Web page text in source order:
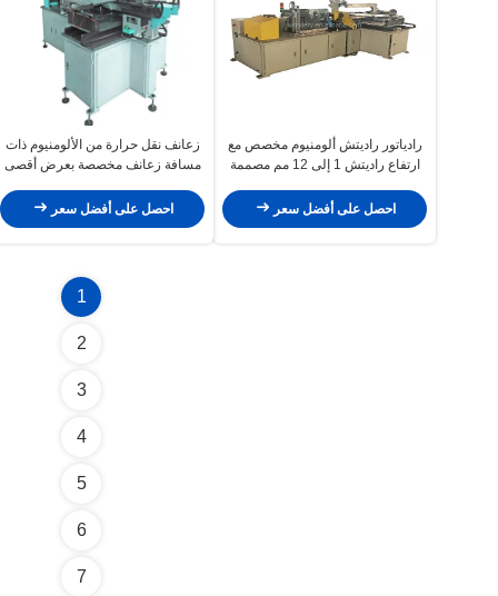
رادياتور راديتش ألومنيوم مخصص مع
ارتفاع راديتش 1 إلى 12 مم مصممة
احصل على أفضل سعر
زعانف نقل حرارة من الألومنيوم ذات
مسافة زعانف مخصصة بعرض أقصى
الهواء وتجميعات المبادلات الحرارية
احصل على أفضل سعر
1
2
3
4
5
6
7